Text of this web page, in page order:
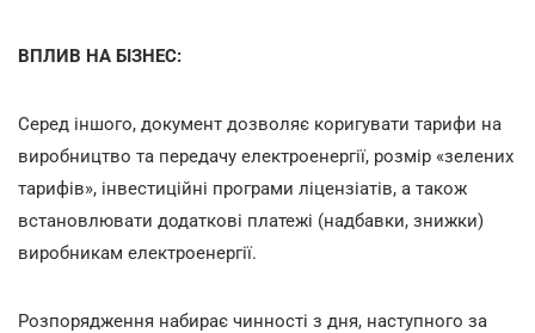
ВПЛИВ НА БІЗНЕС:
Серед іншого, документ дозволяє коригувати тарифи на
виробництво та передачу електроенергії, розмір «зелених
тарифів», інвестиційні програми ліцензіатів, а також
встановлювати додаткові платежі (надбавки, знижки)
виробникам електроенергії.
Розпорядження набирає чинності з дня, наступного за